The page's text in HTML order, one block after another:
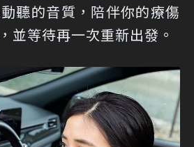
聽的音質，陪伴你的療傷
並等待再一次重新出發。